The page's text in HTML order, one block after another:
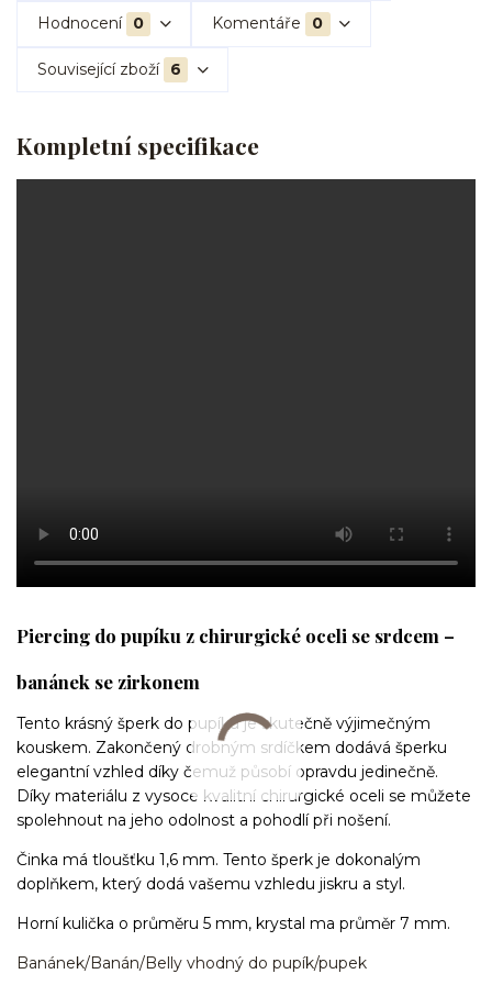
Hodnocení 0 Komentáře 0
Související zboží 6
Kompletní specifikace
Piercing do pupíku z chirurgické oceli se srdcem –
banánek se zirkonem
Tento krásný šperk do pupíku je skutečně výjimečným
kouskem. Zakončený drobným srdíčkem dodává šperku
elegantní vzhled díky čemuž působí opravdu jedinečně.
Díky materiálu z vysoce kvalitní chirurgické oceli se můžete
spolehnout na jeho odolnost a pohodlí při nošení.
Činka má tloušťku 1,6 mm. Tento šperk je dokonalým
doplňkem, který dodá vašemu vzhledu jiskru a styl.
Horní kulička o průměru 5 mm, krystal ma průměr 7 mm.
Banánek/Banán/Belly vhodný do pupík/pupek